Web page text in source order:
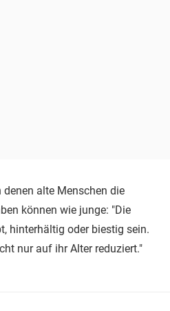
alte Menschen die
können wie junge: "Die
hinterhältig oder biestig sein.
nur auf ihr Alter reduziert."